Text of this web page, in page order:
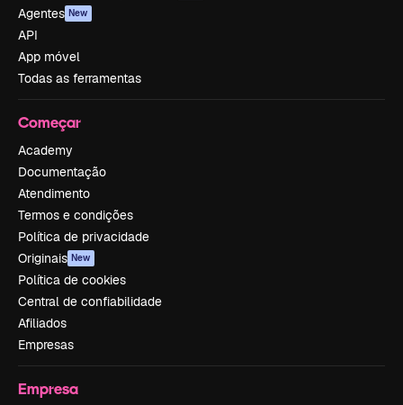
Agentes New
API
App móvel
Todas as ferramentas
Começar
Academy
Documentação
Atendimento
Termos e condições
Política de privacidade
Originais New
Política de cookies
Central de confiabilidade
Afiliados
Empresas
Empresa